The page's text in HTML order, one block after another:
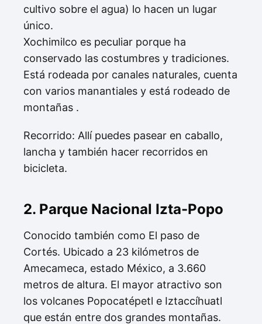
cultivo sobre el agua) lo hacen un lugar
único.
Xochimilco es peculiar porque ha
conservado las costumbres y tradiciones.
Está rodeada por canales naturales, cuenta
con varios manantiales y está rodeado de
montañas .
Recorrido: Allí puedes pasear en caballo,
lancha y también hacer recorridos en
bicicleta.
2. Parque Nacional Izta-Popo
Conocido también como El paso de
Cortés. Ubicado a 23 kilómetros de
Amecameca, estado México, a 3.660
metros de altura. El mayor atractivo son
los volcanes Popocatépetl e Iztaccíhuatl
que están entre dos grandes montañas.